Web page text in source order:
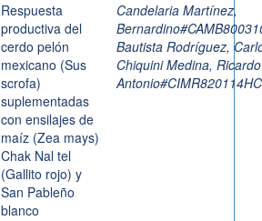
Respuesta
productiva del
cerdo pelón
mexicano (Sus
scrofa)
suplementadas
con ensilajes de
maíz (Zea mays)
Chak Nal tel
(Gallito rojo) y
San Pableño
blanco
Candelaria Martínez,
Bautista Rodríguez,
Chiquini Medina, Ricardo